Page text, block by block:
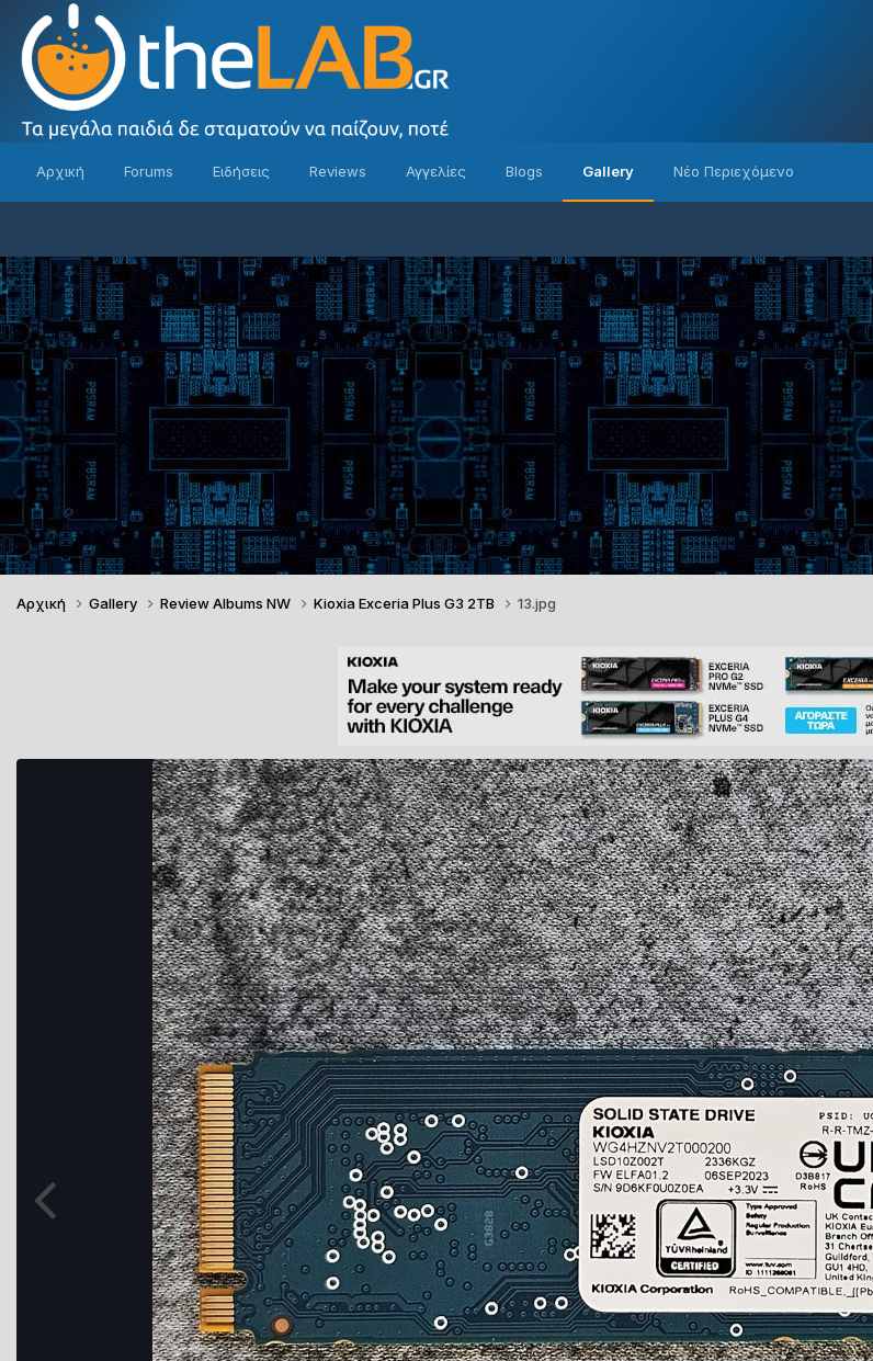
Αρχική Forums Ειδήσεις Reviews Αγγελίες Blogs Gallery Νέο Περιεχόμενο
Αρχική Gallery Review Albums NW Kioxia Exceria Plus G3 2TB 13.jpg